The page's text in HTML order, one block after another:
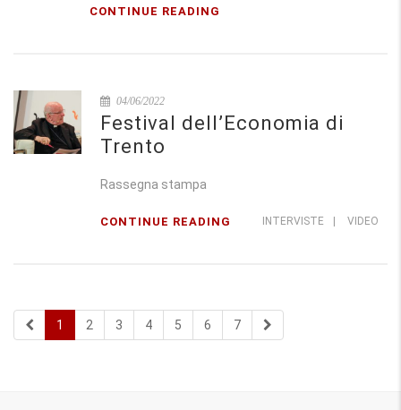
CONTINUE READING
04/06/2022
Festival dell’Economia di
Trento
Rassegna stampa
INTERVISTE VIDEO
CONTINUE READING
1 2 3 4 5 6 7